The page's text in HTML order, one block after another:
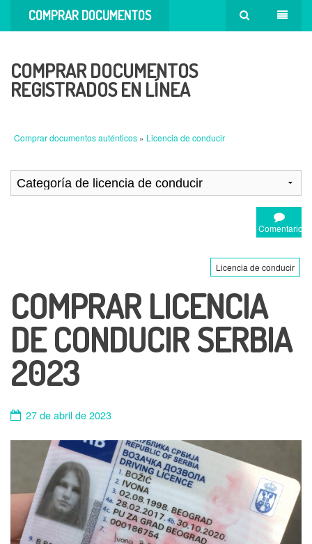
COMPRAR DOCUMENTOS
COMPRAR DOCUMENTOS
REGISTRADOS EN LÍNEA
Comprar documentos auténticos » Licencia de conducir
Comentario
Licencia de conducir
COMPRAR LICENCIA
DE CONDUCIR SERBIA
2023
27 de abril de 2023